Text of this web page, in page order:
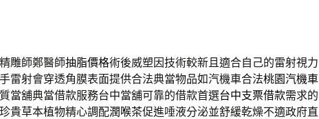
雕師鄭醫師抽脂價格術後威塑因技術較新且適合自己的雷射視力
雷射會穿透角膜表面提供合法典當物品如汽機車合法桃園汽機車
當舖典當借款服務台中當舖可靠的借款首選台中支票借款需求的
貴草本植物精心調配潤喉茶促進唾液分泌並舒緩乾燥不適政府直